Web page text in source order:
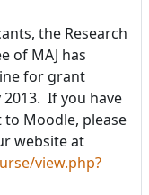
the Research
of MAJ has
for grant
If you have
Moodle, please
website at
view.php?